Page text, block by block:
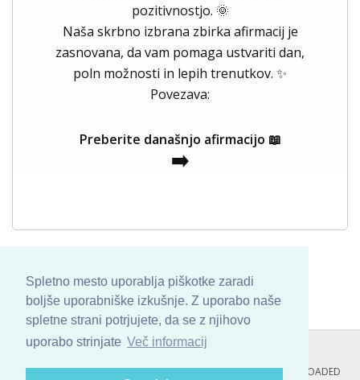
Spletno mesto uporablja piškotke zaradi
boljše uporabniške izkušnje. Z uporabo naše
spletne strani potrjujete, da se z njihovo
uporabo strinjate Več informacij
pozitivnostjo. 🌞
Naša skrbno izbrana zbirka afirmacij je
zasnovana, da vam pomaga ustvariti dan,
poln možnosti in lepih trenutkov. ✨
Povezava:
Preberite današnjo afirmacijo 📖
➡️
COPYRIGHT © 2013 - 2026 BYSKINBASE. ALL ARTWORK ARE UPLOADED